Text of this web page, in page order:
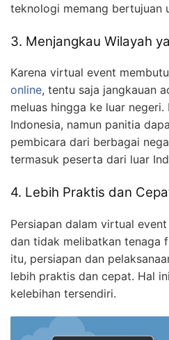
teknologi memang bertujuan
3. Menjangkau Wilayah
Karena virtual event
online, tentu saja jangkauan
meluas hingga ke luar
Indonesia, namun panitia
pembicara dari berbagai
termasuk peserta dari luar
4. Lebih Praktis dan
Persiapan dalam virtual
dan tidak melibatkan tenaga
itu, persiapan dan
lebih praktis dan cepat. Hal
kelebihan tersendiri.